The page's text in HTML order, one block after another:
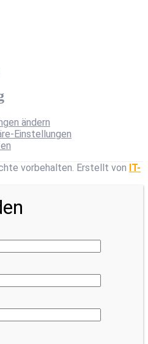
ändern
Einstellungen
vorbehalten. Erstellt von IT-